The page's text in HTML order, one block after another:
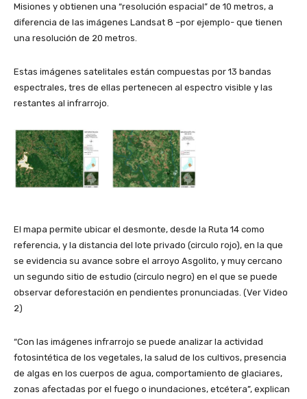
Misiones y obtienen una “resolución espacial” de 10 metros, a
diferencia de las imágenes Landsat 8 –por ejemplo- que tienen
una resolución de 20 metros.
Estas imágenes satelitales están compuestas por 13 bandas
espectrales, tres de ellas pertenecen al espectro visible y las
restantes al infrarrojo.
El mapa permite ubicar el desmonte, desde la Ruta 14 como
referencia, y la distancia del lote privado (circulo rojo), en la que
se evidencia su avance sobre el arroyo Asgolito, y muy cercano
un segundo sitio de estudio (circulo negro) en el que se puede
observar deforestación en pendientes pronunciadas. (Ver Video
2)
“Con las imágenes infrarrojo se puede analizar la actividad
fotosintética de los vegetales, la salud de los cultivos, presencia
de algas en los cuerpos de agua, comportamiento de glaciares,
zonas afectadas por el fuego o inundaciones, etcétera”, explican